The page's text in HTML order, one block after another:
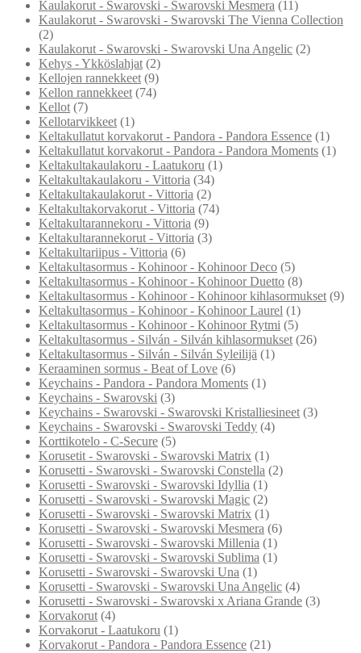
Kaulakorut - Swarovski - Swarovski Mesmera (11)
Kaulakorut - Swarovski - Swarovski The Vienna Collection
(2)
Kaulakorut - Swarovski - Swarovski Una Angelic (2)
Kehys - Ykköslahjat (2)
Kellojen rannekkeet (9)
Kellon rannekkeet (74)
Kellot (7)
Kellotarvikkeet (1)
Keltakullatut korvakorut - Pandora - Pandora Essence (1)
Keltakullatut korvakorut - Pandora - Pandora Moments (1)
Keltakultakaulakoru - Laatukoru (1)
Keltakultakaulakoru - Vittoria (34)
Keltakultakaulakorut - Vittoria (2)
Keltakultakorvakorut - Vittoria (74)
Keltakultarannekoru - Vittoria (9)
Keltakultarannekorut - Vittoria (3)
Keltakultariipus - Vittoria (6)
Keltakultasormus - Kohinoor - Kohinoor Deco (5)
Keltakultasormus - Kohinoor - Kohinoor Duetto (8)
Keltakultasormus - Kohinoor - Kohinoor kihlasormukset (9)
Keltakultasormus - Kohinoor - Kohinoor Laurel (1)
Keltakultasormus - Kohinoor - Kohinoor Rytmi (5)
Keltakultasormus - Silván - Silván kihlasormukset (26)
Keltakultasormus - Silván - Silván Syleilijä (1)
Keraaminen sormus - Beat of Love (6)
Keychains - Pandora - Pandora Moments (1)
Keychains - Swarovski (3)
Keychains - Swarovski - Swarovski Kristalliesineet (3)
Keychains - Swarovski - Swarovski Teddy (4)
Korttikotelo - C-Secure (5)
Korusetit - Swarovski - Swarovski Matrix (1)
Korusetti - Swarovski - Swarovski Constella (2)
Korusetti - Swarovski - Swarovski Idyllia (1)
Korusetti - Swarovski - Swarovski Magic (2)
Korusetti - Swarovski - Swarovski Matrix (1)
Korusetti - Swarovski - Swarovski Mesmera (6)
Korusetti - Swarovski - Swarovski Millenia (1)
Korusetti - Swarovski - Swarovski Sublima (1)
Korusetti - Swarovski - Swarovski Una (1)
Korusetti - Swarovski - Swarovski Una Angelic (4)
Korusetti - Swarovski - Swarovski x Ariana Grande (3)
Korvakorut (4)
Korvakorut - Laatukoru (1)
Korvakorut - Pandora - Pandora Essence (21)